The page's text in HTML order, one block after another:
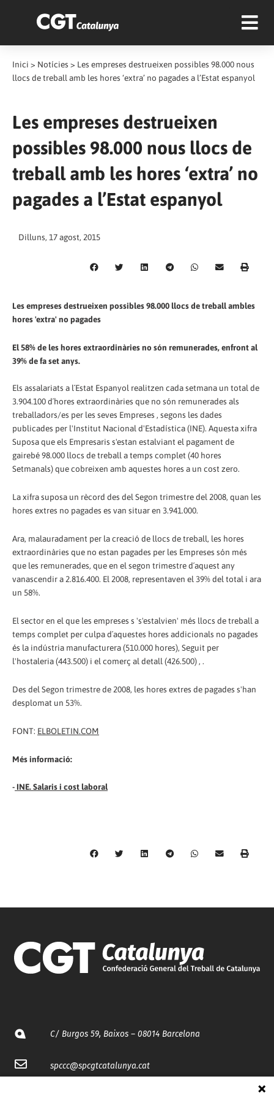
Inici > Notícies > Les empreses destrueixen possibles 98.000 nous
llocs de treball amb les hores ‘extra’ no pagades a l’Estat espanyol
Les empreses destrueixen
possibles 98.000 nous llocs de
treball amb les hores ‘extra’ no
pagades a l’Estat espanyol
Dilluns, 17 agost, 2015
Les empreses destrueixen possibles 98.000 llocs de treball ambles
hores 'extra' no pagades
El 58% de les hores extraordinàries no són remunerades, enfront al
39% de fa set anys.
Els assalariats a l´Estat Espanyol realitzen cada setmana un total de
3.904.100 d´hores extraordinàries que no són remunerades als
treballadors/es per les seves Empreses , segons les dades
publicades per l'Institut Nacional d'Estadística (INE). Aquesta xifra
Suposa que els Empresaris s'estan estalviant el pagament de
gairebé 98.000 llocs de treball a temps complet (40 hores
Setmanals) que cobreixen amb aquestes hores a un cost zero.
La xifra suposa un rècord des del Segon trimestre del 2008, quan les
hores extres no pagades es van situar en 3.941.000.
Ara, malauradament per la creació de llocs de treball, les hores
extraordinàries que no estan pagades per les Empreses són més
que les remunerades, que en el segon trimestre d´aquest any
vanascendir a 2.816.400. El 2008, representaven el 39% del total i ara
un 58%.
El sector en el que les empreses s 's'estalvien' més llocs de treball a
temps complet per culpa d´aquestes hores addicionals no pagades
és la indústria manufacturera (510.000 hores), Seguit per
l'hostaleria (443.500) i el comerç al detall (426.500) , .
Des del Segon trimestre de 2008, les hores extres de pagades s'han
desplomat un 53%.
FONT: ELBOLETIN.COM
Més informació:
- INE. Salaris i cost laboral
C/ Burgos 59, Baixos – 08014 Barcelona
spccc@spcgtcatalunya.cat